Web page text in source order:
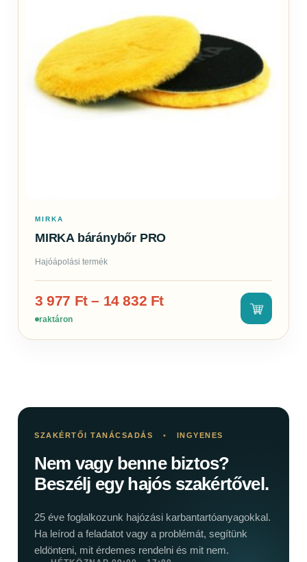
MIRKA
MIRKA báránybőr PRO
Hajóápolási termék
3 977 Ft– 14 832 Ft
raktáron
SZAKÉRTŐI TANÁCSADÁS • INGYENES
Nem vagy benne biztos?
Beszélj egy hajós szakértővel.
25 éve foglalkozunk hajózási karbantartóanyagokkal.
Ha leírod a feladatot vagy a problémát, segítünk
eldönteni, mit érdemes rendelni és mit nem.